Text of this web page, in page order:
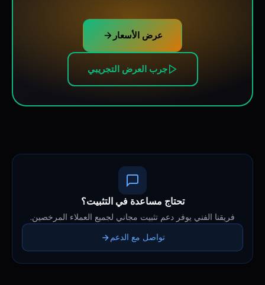
عرض الأسعار
جرب العرض التجريبي
تحتاج مساعدة في التثبيت؟
فريقنا الفني يوفر دعم تثبيت مجاني لجميع العملاء المرخصين.
تواصل مع الدعم